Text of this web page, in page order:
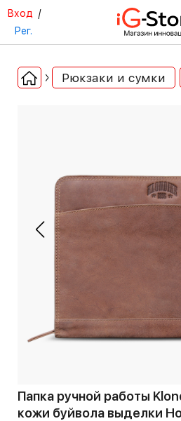
Вход /
Рег.
Рюкзаки и сумки
Папка ручной работы
кожи буйвола выделки